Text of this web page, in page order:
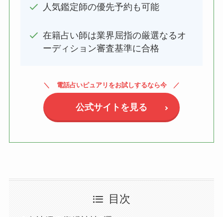
人気鑑定師の優先予約も可能
在籍占い師は業界屈指の厳選なるオ
ーディション審査基準に合格
電話占いピュアリをお試しするなら今
公式サイトを見る
目次